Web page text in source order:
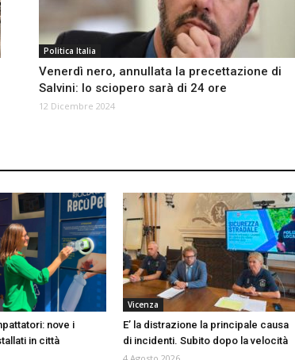
Politica Italia
Venerdì nero, annullata la precettazione di
Salvini: lo sciopero sarà di 24 ore
12 Dicembre 2024
nove i
in città
Vicenza
E’ la distrazione la principale causa
di incidenti. Subito dopo la velocità